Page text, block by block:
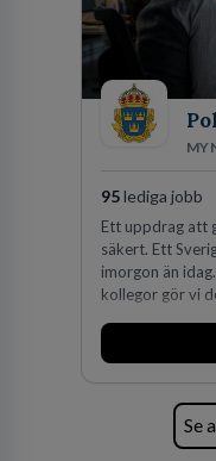
95lediga jobb
Ett uppdrag att
säkert. Ett
imorgon än
kollegor gör vi
Se